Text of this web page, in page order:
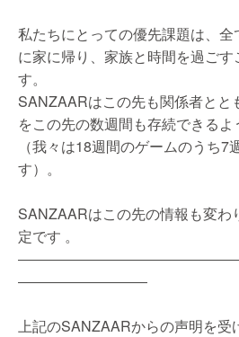
私たちにとっての優先課題は、
に家に帰り、家族と時間を過ごす
す。
SANZAARはこの先も関係者とと
をこの先の数週間も存続できる
（我々は18週間のゲームのうち7
す）。
SANZAARはこの先の情報も変わ
定です 。
―――――――――
上記のSANZAARからの声明を受